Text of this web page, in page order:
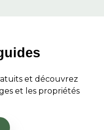
et découvrez
et les propriétés